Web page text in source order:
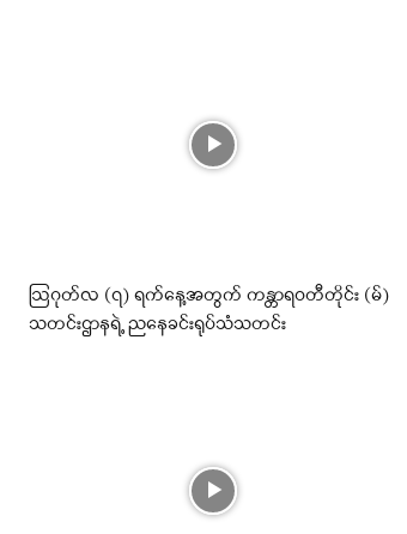
ဩဂုတ်လ (၇) ရက်နေ့အတွက် ကန္တာရဝတီတိုင်း (မ်)
သတင်းဌာနရဲ့ ညနေခင်းရုပ်သံသတင်း